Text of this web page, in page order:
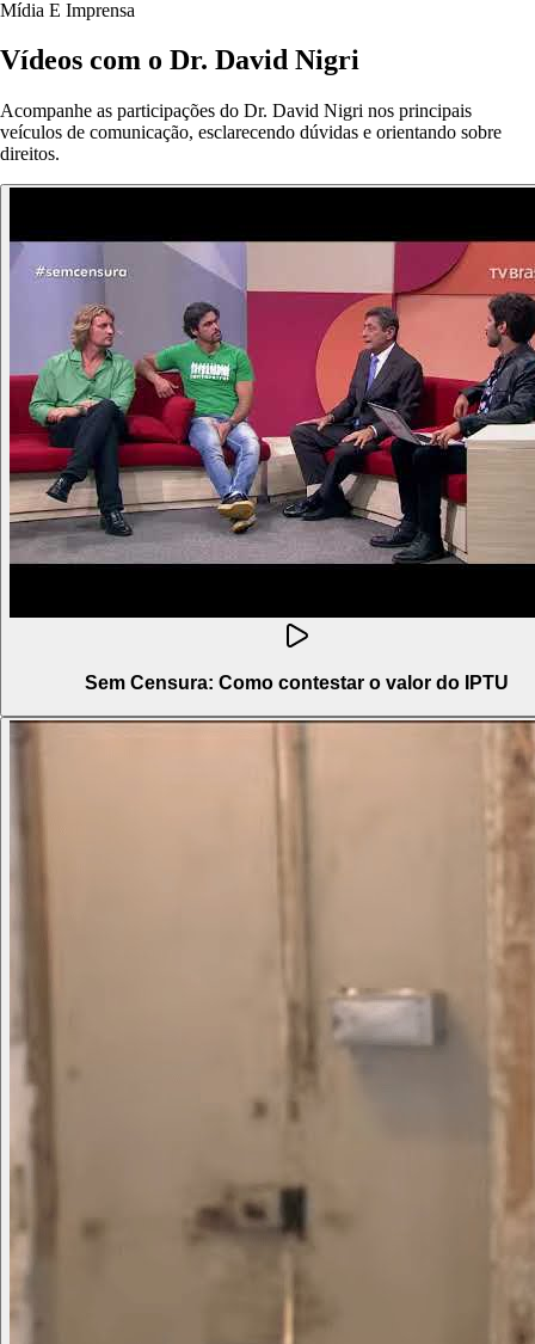
Mídia E Imprensa
Vídeos com o Dr. David Nigri
Acompanhe as participações do Dr. David Nigri nos principais
veículos de comunicação, esclarecendo dúvidas e orientando sobre
direitos.
Sem Censura: Como contestar o valor do IPTU